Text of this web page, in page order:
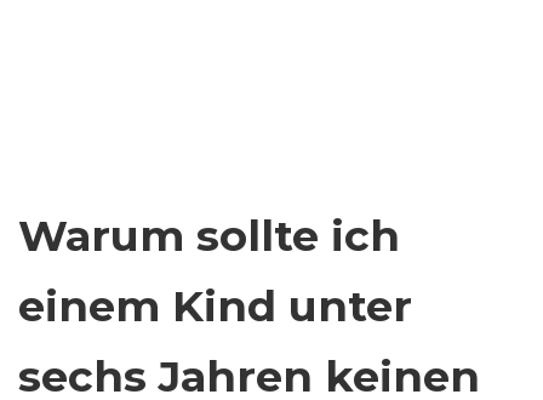
Warum sollte ich
einem Kind unter
sechs Jahren keinen